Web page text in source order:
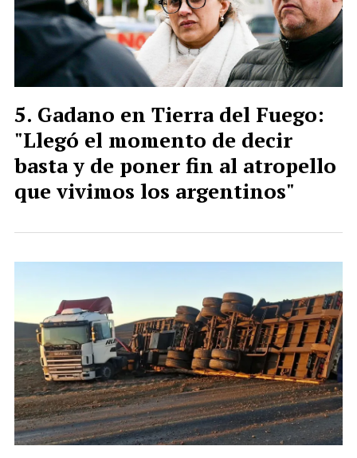
Gadano en Tierra del Fuego:
"Llegó el momento de decir
basta y de poner fin al atropello
que vivimos los argentinos"